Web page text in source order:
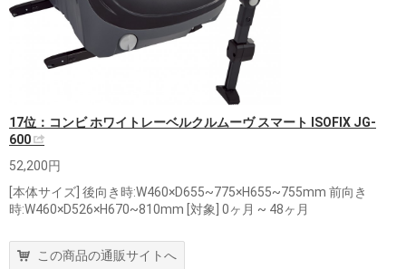
17位：コンビ ホワイトレーベルクルムーヴ スマート ISOFIX JG-
600
52,200円
[本体サイズ] 後向き時:W460×D655~775×H655~755mm 前向き
時:W460×D526×H670~810mm [対象] 0ヶ月 ~ 48ヶ月
この商品の通販サイトへ